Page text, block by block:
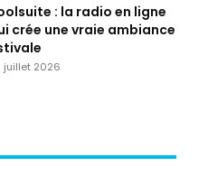
: la radio en ligne
crée une vraie ambiance
juillet 2026